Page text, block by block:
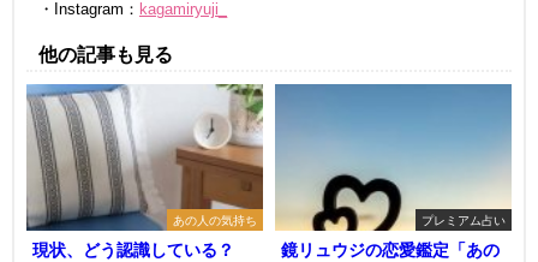
・Instagram： kagamiryuji_
他の記事も見る
あの人の気持ち
現状、どう認識している？
プレミアム占い
鏡リュウジの恋愛鑑定「あの